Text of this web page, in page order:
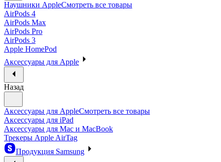
Наушники AppleСмотреть все товары
AirPods 4
AirPods Max
AirPods Pro
AirPods 3
Apple HomePod
Аксессуары для Apple
Назад
Аксессуары для AppleСмотреть все товары
Аксессуары для iPad
Аксессуары для Mac и MacBook
Трекеры Apple AirTag
Продукция Samsung